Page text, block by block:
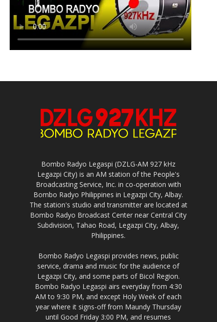
Bombo Radyo Legaspi (DZLG-AM 927 kHz
Legazpi City) is an AM station of the People's
Broadcasting Service, Inc. in co-operation with
Bombo Radyo Philippines in Legazpi City, Albay.
The station's studio and transmitter are located at
Bombo Radyo Broadcast Center near Central City
Subdivision, Tahao Road, Legazpi City, Albay,
Philippines.
Bombo Radyo Legaspi provides news, public
service, drama and music for the audience of
Legazpi City, and some parts of Bicol Region.
Bombo Radyo Legaspi airs everyday from 4:30
AM to 9:30 PM, and except Holy Week of each
year where it signs-off from Maundy Thursday
until Good Friday 3:00 PM, and resumes